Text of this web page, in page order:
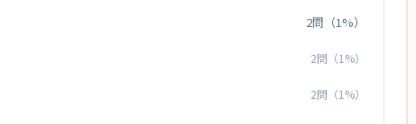
2問（1%）
2問（1%）
2問（1%）